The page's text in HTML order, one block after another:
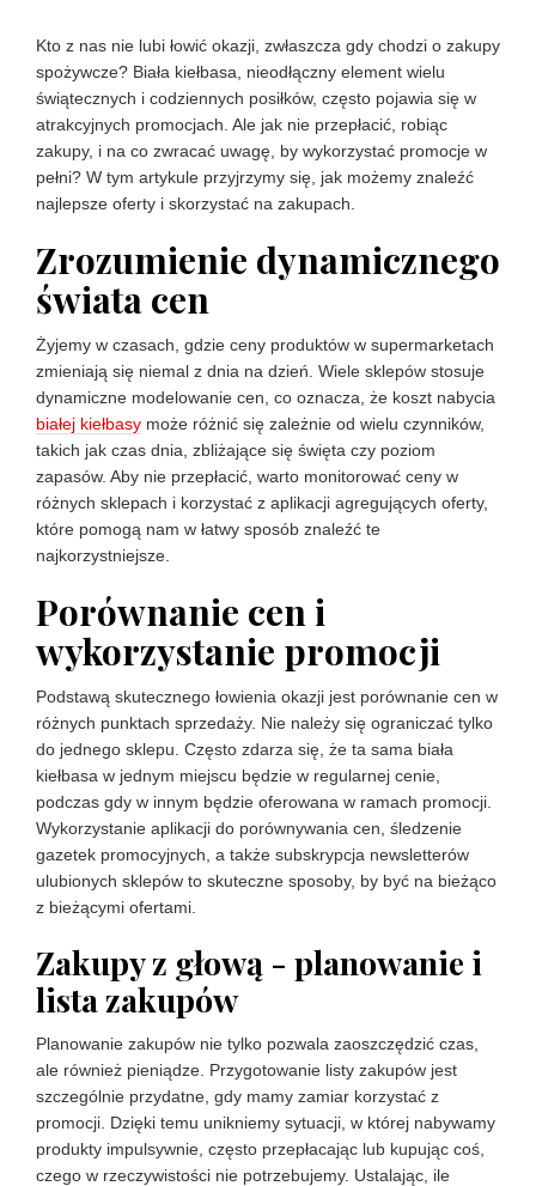
Kto z nas nie lubi łowić okazji, zwłaszcza gdy chodzi o zakupy
spożywcze? Biała kiełbasa, nieodłączny element wielu
świątecznych i codziennych posiłków, często pojawia się w
atrakcyjnych promocjach. Ale jak nie przepłacić, robiąc
zakupy, i na co zwracać uwagę, by wykorzystać promocje w
pełni? W tym artykule przyjrzymy się, jak możemy znaleźć
najlepsze oferty i skorzystać na zakupach.
Zrozumienie dynamicznego
świata cen
Żyjemy w czasach, gdzie ceny produktów w supermarketach
zmieniają się niemal z dnia na dzień. Wiele sklepów stosuje
dynamiczne modelowanie cen, co oznacza, że koszt nabycia
białej kiełbasy może różnić się zależnie od wielu czynników,
takich jak czas dnia, zbliżające się święta czy poziom
zapasów. Aby nie przepłacić, warto monitorować ceny w
różnych sklepach i korzystać z aplikacji agregujących oferty,
które pomogą nam w łatwy sposób znaleźć te
najkorzystniejsze.
Porównanie cen i
wykorzystanie promocji
Podstawą skutecznego łowienia okazji jest porównanie cen w
różnych punktach sprzedaży. Nie należy się ograniczać tylko
do jednego sklepu. Często zdarza się, że ta sama biała
kiełbasa w jednym miejscu będzie w regularnej cenie,
podczas gdy w innym będzie oferowana w ramach promocji.
Wykorzystanie aplikacji do porównywania cen, śledzenie
gazetek promocyjnych, a także subskrypcja newsletterów
ulubionych sklepów to skuteczne sposoby, by być na bieżąco
z bieżącymi ofertami.
Zakupy z głową - planowanie i
lista zakupów
Planowanie zakupów nie tylko pozwala zaoszczędzić czas,
ale również pieniądze. Przygotowanie listy zakupów jest
szczególnie przydatne, gdy mamy zamiar korzystać z
promocji. Dzięki temu unikniemy sytuacji, w której nabywamy
produkty impulsywnie, często przepłacając lub kupując coś,
czego w rzeczywistości nie potrzebujemy. Ustalając, ile